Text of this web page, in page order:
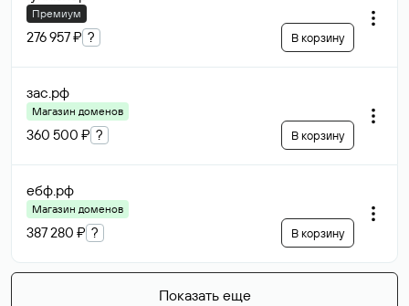
Премиум
276 957 ₽ ? В корзину
зас.рф
Магазин доменов
360 500 ₽ ? В корзину
ебф.рф
Магазин доменов
387 280 ₽ ? В корзину
Показать еще